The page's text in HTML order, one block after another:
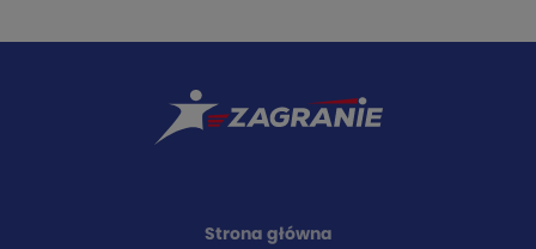
Strona główna